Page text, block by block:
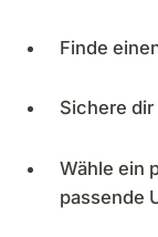
Finde
Sichere
Wähle ein
passende